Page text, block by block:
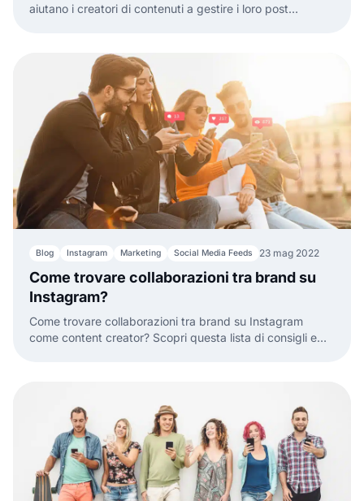
aiutano i creatori di contenuti a gestire i loro post
Blog Instagram Marketing Social Media Feeds 23 mag 2022
Come trovare collaborazioni tra brand su
Instagram?
Come trovare collaborazioni tra brand su Instagram
come content creator? Scopri questa lista di consigli e